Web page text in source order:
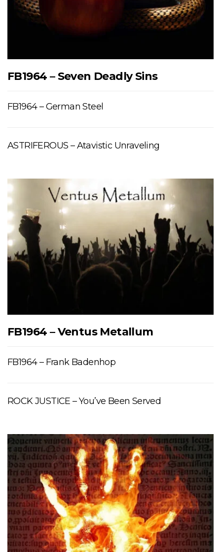
FB1964 – Seven Deadly Sins
FB1964 – German Steel
ASTRIFEROUS – Atavistic Unraveling
FB1964 – Ventus Metallum
FB1964 – Frank Badenhop
ROCK JUSTICE – You’ve Been Served